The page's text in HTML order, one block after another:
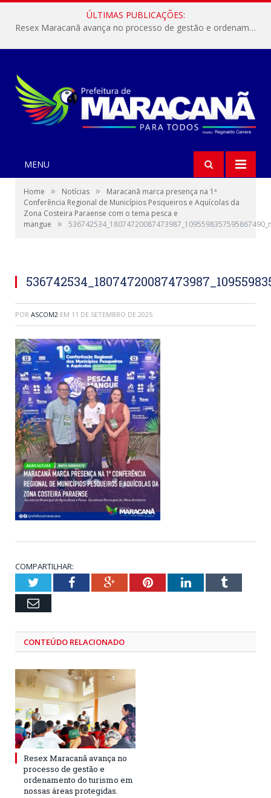
ÚLTIMAS PUBLICAÇÕES:
Resex Maracanã avança no processo de gestão e ordenamento do turismo em nossas áreas protegidas.
MENU
Home » Notícias »
Maracanã marca presença na 1ª
Conferência Regional de Municípios Pesqueiros e Aquícolas da
Zona Costeira Paraense com o tema pesca e
mangue
»
POR ASCOM2 EM 11 DE SETEMBRO DE 2025
COMPARTILHAR:
TwitterFacebookGoogle+PinterestLinkedInTumblr
Email
CONTEÚDO RELACIONADO
Resex Maracanã avança no
processo de gestão e
ordenamento do turismo em
nossas áreas protegidas.